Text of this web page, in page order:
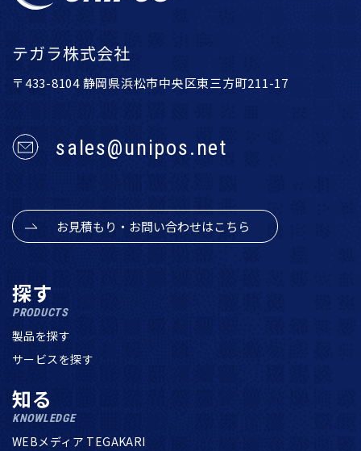
テガラ株式会社
〒433-8104 静岡県浜松市中央区東三方町211-17
sales@unipos.net
お見積もり・お問い合わせはこちら
探す
PRODUCTS
製品を探す
サービスを探す
知る
KNOWLEDGE
WEBメディア TEGAKARI